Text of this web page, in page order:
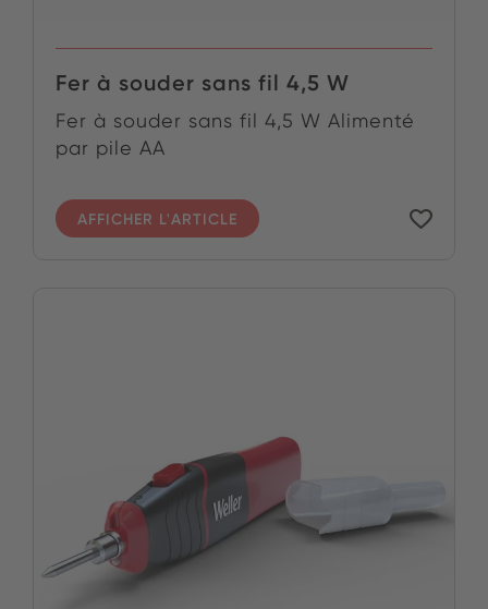
Fer à souder sans fil 4,5 W
Fer à souder sans fil 4,5 W Alimenté
par pile AA
AFFICHER L'ARTICLE